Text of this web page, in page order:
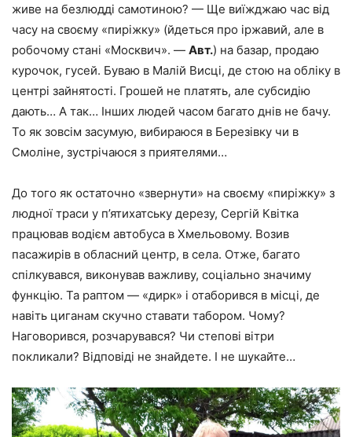
живе на безлюдді самотиною? — Ще виїжджаю час від
часу на своєму «пиріжку» (йдеться про іржавий, але в
робочому стані «Москвич». — Авт.) на базар, продаю
курочок, гусей. Буваю в Малій Висці, де стою на обліку в
центрі зайнятості. Грошей не платять, але субсидію
дають… А так… Інших людей часом багато днів не бачу.
То як зовсім засумую, вибираюся в Березівку чи в
Смоліне, зустрічаюся з приятелями…
До того як остаточно «звернути» на своєму «пиріжку» з
людної траси у п’ятихатську дерезу, Сергій Квітка
працював водієм автобуса в Хмельовому. Возив
пасажирів в обласний центр, в села. Отже, багато
спілкувався, виконував важливу, соціально значиму
функцію. Та раптом — «дирк» і отаборився в місці, де
навіть циганам скучно ставати табором. Чому?
Наговорився, розчарувався? Чи степові вітри
покликали? Відповіді не знайдете. І не шукайте…